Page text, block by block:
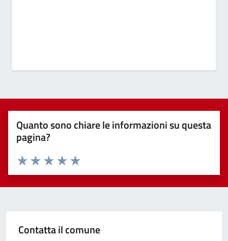
Quanto sono chiare le informazioni su questa
pagina?
Valuta 5 stelle su 5
Valuta 4 stelle su 5
Valuta 3 stelle su 5
Valuta 2 stelle su 5
Valuta 1 stelle su 5
Contatta il comune